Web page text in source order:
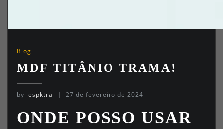
Blog
MDF TITÂNIO TRAMA!
by espktra 27 de fevereiro de 2024
ONDE POSSO USAR